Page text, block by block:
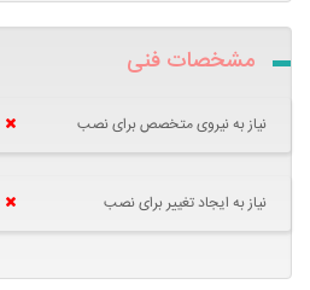
مشخصات فنی
نیاز به نیروی متخصص برای نصب
نیاز به ایجاد تغییر برای نصب